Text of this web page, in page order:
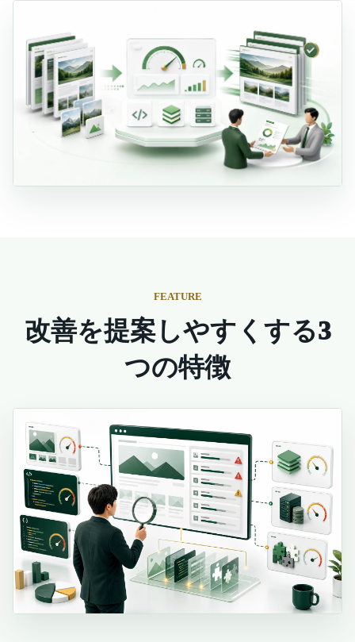
FEATURE
改善を提案しやすくする3
つの特徴